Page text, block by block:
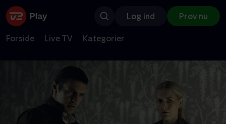
Log ind Prøv nu
Forside Live TV Kategorier